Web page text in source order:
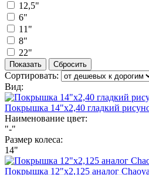
12,5"
6"
11"
8"
22"
Сортировать:
Вид:
Покрышка 14"х2,40 гладкий
Наименование цвет:
"-"
Размер колеса:
14"
Покрышка 12"х2,125 аналог